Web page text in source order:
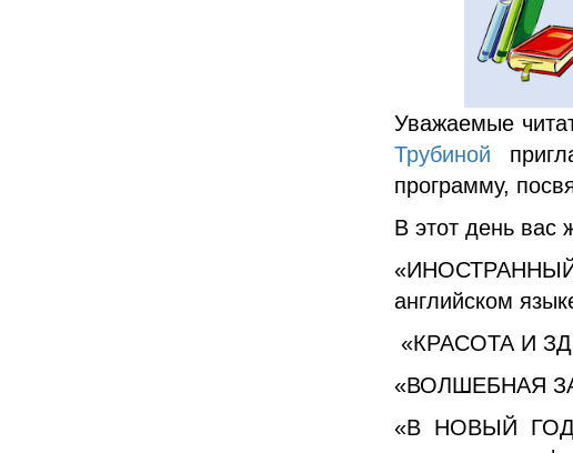
Уважаемые
Трубиной
программу,
В этот день вас
английском
«КРАСОТА И
«ВОЛШЕБНАЯ
«В НОВЫЙ ГОД